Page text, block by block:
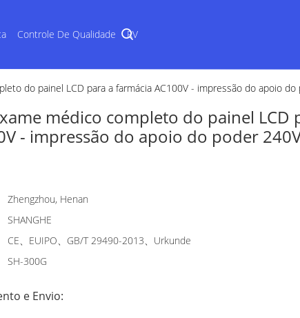
Controle De Qualidade RV
do painel LCD para a farmácia AC100V - impressão do apoio do
médico completo do painel LCD
- impressão do apoio do poder
Zhengzhou, Henan
SHANGHE
CE、EUIPO、GB/T 29490-2013、Urkunde
SH-300G
e Envio: